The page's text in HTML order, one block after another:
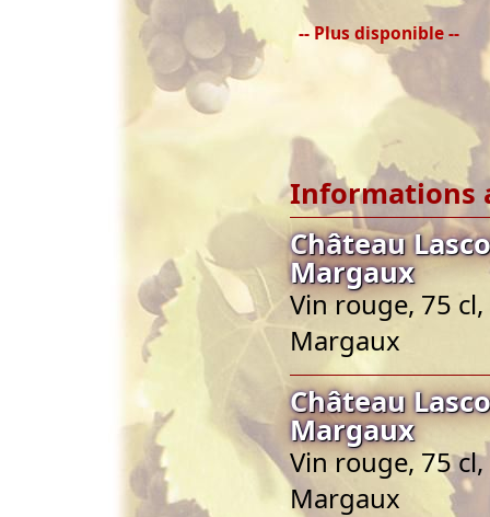
-- Plus disponible --
Informations
Château
Margaux
Vin rouge, 75
Margaux
Château
Margaux
Vin rouge, 75
Margaux